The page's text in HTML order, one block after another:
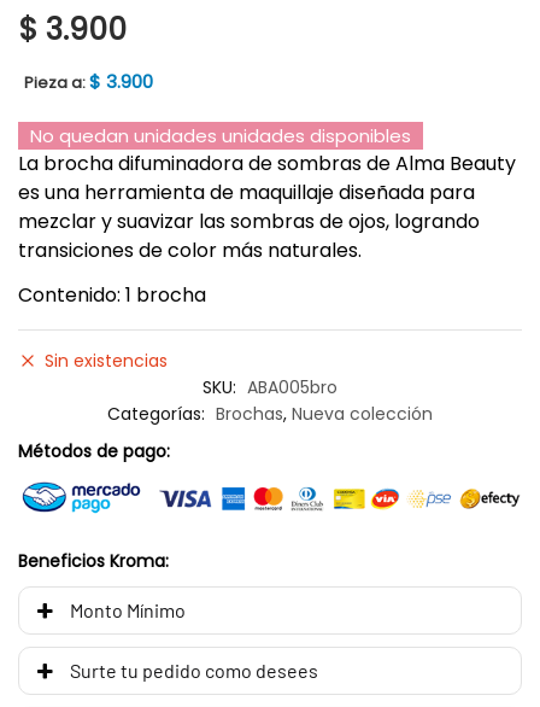
$ 3.900
Pieza a:$ 3.900
No quedan unidades unidades disponibles
La brocha difuminadora de sombras de Alma Beauty
es una herramienta de maquillaje diseñada para
mezclar y suavizar las sombras de ojos, logrando
transiciones de color más naturales.
Contenido: 1 brocha
Sin existencias
SKU: ABA005bro
Categorías: Brochas, Nueva colección
Métodos de pago:
Beneficios Kroma:
Monto Mínimo
Surte tu pedido como desees